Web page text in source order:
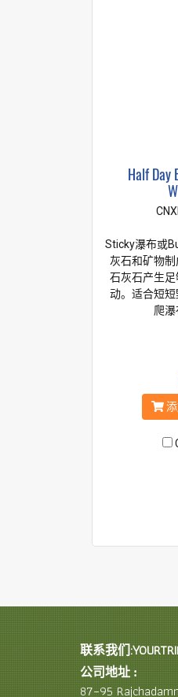
Half Day
Sticky瀑布或
灰石和矿物制
石灰石产生
动。适合短
爬瀑
联系我们
公司地址 :
87–95